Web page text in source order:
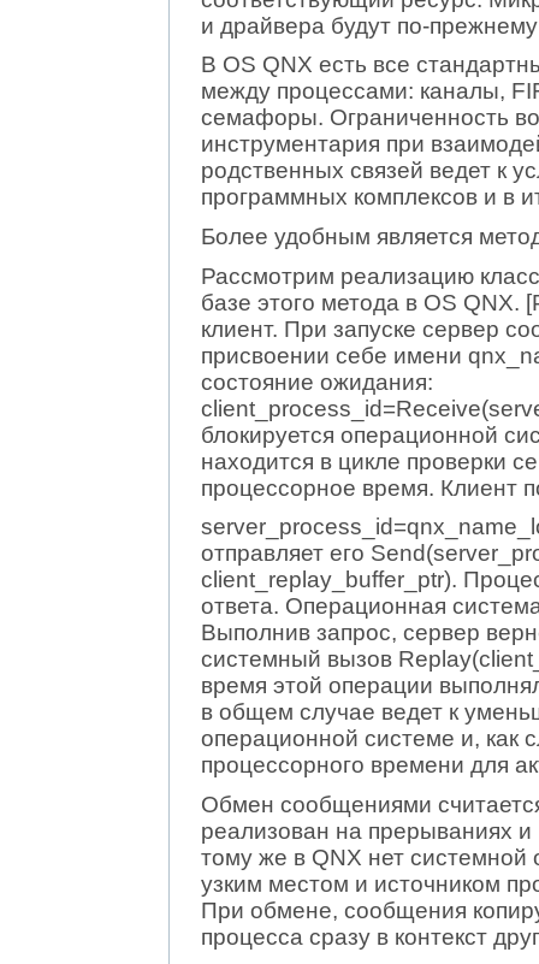
и драйвера будут по-
В OS QNX есть все
между процессами: каналы,
семафоры. Ограниченность
инструментария при
родственных связей ведет к
программных комплексов и в
Более удобным является
Рассмотрим реализацию
базе этого метода в OS QNX.
клиент. При запуске сервер
присвоении себе имени
состояние ожидания:
блокируется операционной
находится в цикле проверки
процессорное время. Клиент
отправляет его
client_replay_buffer_ptr).
ответа. Операционная
Выполнив запрос, сервер
системный вызов
время этой операции
в общем случае ведет к
операционной системе и, как
процессорного времени для
Обмен сообщениями
реализован на прерываниях
тому же в QNX нет системной
узким местом и источником
При обмене, сообщения
процесса сразу в контекст